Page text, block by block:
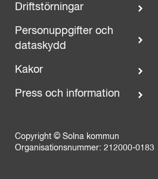
Driftstörningar
Personuppgifter och
dataskydd
Kakor
Press och information
Copyright © Solna kommun
Organisationsnummer: 212000-0183